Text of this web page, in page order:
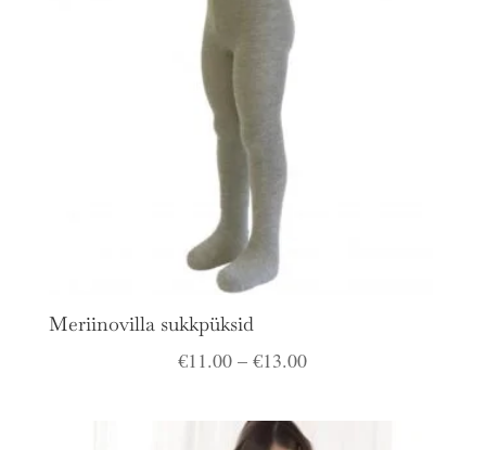
Meriinovilla sukkpüksid
€11.00 – €13.00Hinnavahemik:
kuni